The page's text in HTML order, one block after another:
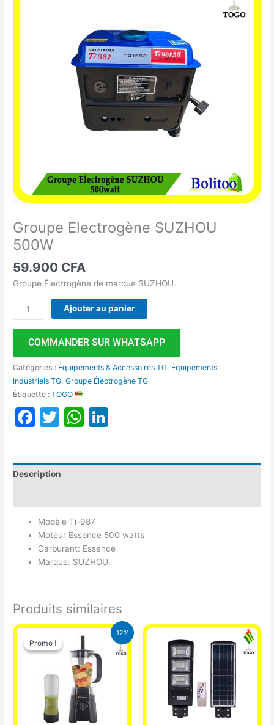
Groupe Electrogène SUZHOU
500W
59.900 CFA
Groupe Électrogène de marque SUZHOU.
Ajouter au panier
COMMANDER SUR WHATSAPP
Catégories : Équipements & Accessoires TG Équipements
Industriels TG ,Groupe Électrogène TG
Étiquette :TOGO
Facebook
TwitterWhatsApp
Description
Modèle Ti-987
Moteur Essence 500 watts
Carburant: Essence
Marque: SUZHOU.
Produits similaires
12%
Promo !
Promo !
Le
prix
initial
était :
25.000 CFA.
Le
prix
actuel
est :